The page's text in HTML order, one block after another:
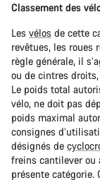
Classement des
Les vélos de cette
revêtues, les roues
règle générale, il
ou de cintres
Le poids total
vélo, ne doit pas
poids maximal
consignes
désignés de
freins cantilever
présente catégorie.